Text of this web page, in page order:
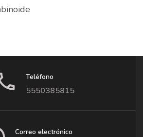
Teléfono
5550385815
Correo electrónico